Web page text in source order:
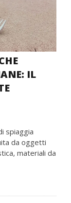
IL
spiaggia
da oggetti
materiali da